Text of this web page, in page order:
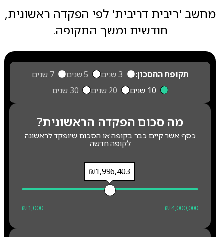
מחשב 'ריבית דריבית' לפי הפקדה ראשונית,
חודשית ומשך התקופה.
תקופת החסכון: 3 שנים 5 שנים
7 שנים
10 שנים
20 שנים 30 שנים
מה סכום הפקדה הראשונית?
כסף אשר קיים כבר בקופה או הסכום שיופקד לראשונה
לקופה חדשה
₪1,996,403
₪ 1,000 ₪ 4,000,000